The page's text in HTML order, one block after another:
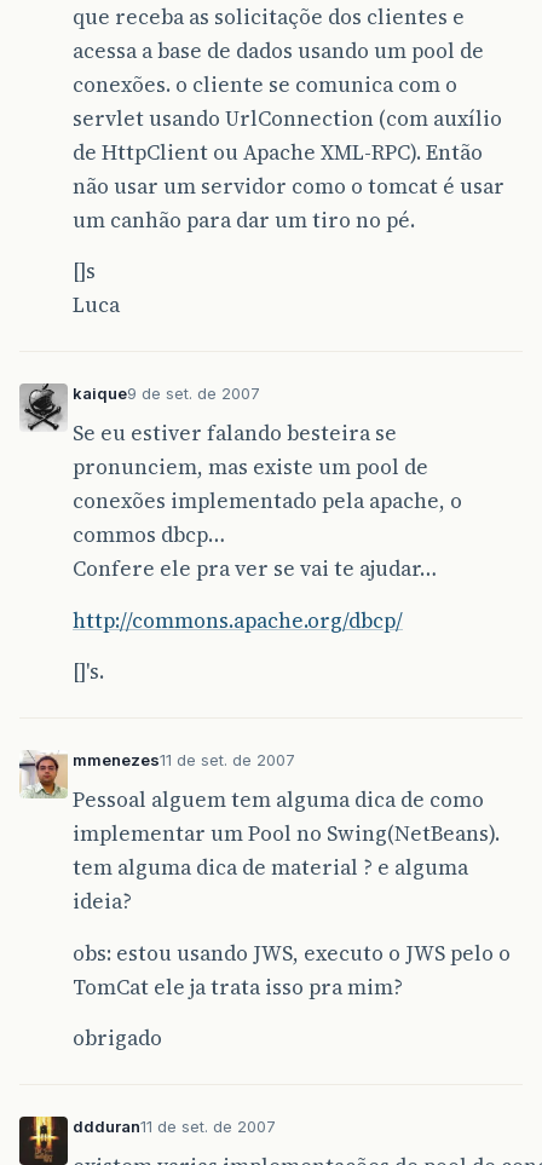
que receba as solicitaçõe dos clientes e
acessa a base de dados usando um pool de
conexões. o cliente se comunica com o
servlet usando UrlConnection (com auxílio
de HttpClient ou Apache XML-RPC). Então
não usar um servidor como o tomcat é usar
um canhão para dar um tiro no pé.
[]s
Luca
kaique9 de set. de 2007
Se eu estiver falando besteira se
pronunciem, mas existe um pool de
conexões implementado pela apache, o
commos dbcp…
Confere ele pra ver se vai te ajudar…
http://commons.apache.org/dbcp/
[]'s.
mmenezes11 de set. de 2007
Pessoal alguem tem alguma dica de como
implementar um Pool no Swing(NetBeans).
tem alguma dica de material ? e alguma
ideia?
obs: estou usando JWS, executo o JWS pelo o
TomCat ele ja trata isso pra mim?
obrigado
ddduran11 de set. de 2007